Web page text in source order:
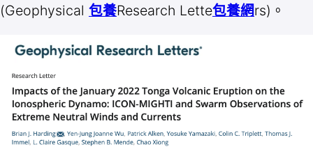
(Geophysical 包養Research Lette包養網rs)。